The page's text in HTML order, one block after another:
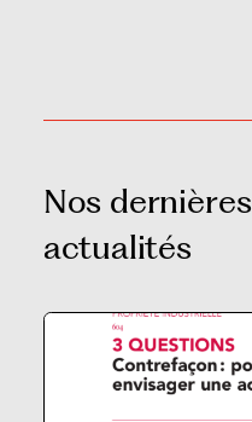
Nos dernières
actualités